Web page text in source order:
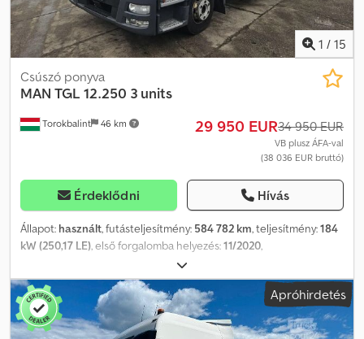
1 / 15
Torokbalint 46 km
Csúszó ponyva
MAN TGL 12.250 3 units
29 950 EUR34 950 EUR
VB plusz ÁFA-val
(38 036 EUR bruttó)
Érdeklődni Hívás
Állapot: használt, futásteljesítmény: 584 782 km, teljesítmény:184
kW (250,17 LE) , első forgalomba helyezés:11/2020
, tengelyelrendezés:
szín:fehér, vezetőfülke:alvófülke, hajtástípus:automata,
kibocsátási osztály:Euro 6, Gyártási év:2020 , Felszereltség:ABS,
AdBlue, EBS (Elektronikus fékrendszer), elektronikus
stabilitásprogram (ESP), fedélzeti számítógép, koromszűrő,
Apróhirdetés